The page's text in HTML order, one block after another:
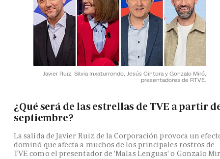
Javier Ruiz, Silvia Inxaturrondo, Jesús Cintora y Gonzalo Miró,
presentadores de RTVE.
¿Qué será de las estrellas de TVE a partir
septiembre?
La salida de Javier Ruiz de la Corporación provoca un
dominó que afecta a muchos de los principales rostros de
TVE como el presentador de 'Malas Lenguas' o Gonzalo